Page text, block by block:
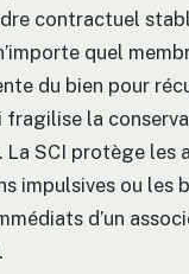
contractuel
quel
du bien pour
fragilise la
La SCI protège les
impulsives ou les
d’un